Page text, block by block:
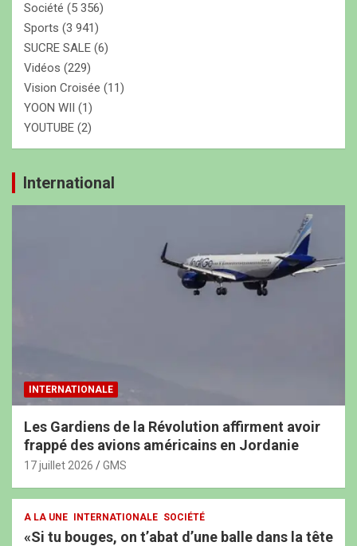
Société (5 356)
Sports (3 941)
SUCRE SALE (6)
Vidéos (229)
Vision Croisée (11)
YOON WII (1)
YOUTUBE (2)
International
INTERNATIONALE
Les Gardiens de la Révolution affirment avoir
frappé des avions américains en Jordanie
17 juillet 2026 GMS
A LA UNE INTERNATIONALE SOCIÉTÉ
«Si tu bouges, on t’abat d’une balle dans la tête